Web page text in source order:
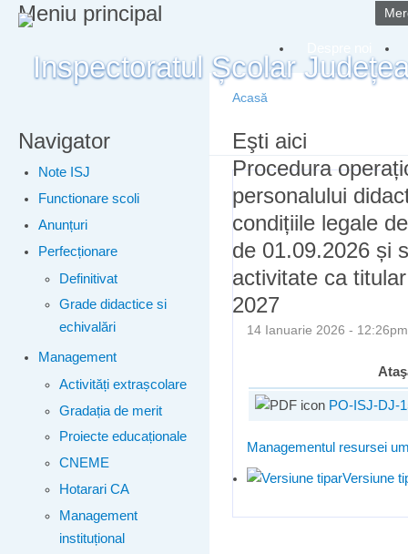
Meniu principal
Navigator
Note ISJ
Functionare scoli
Anunțuri
Perfecționare
Definitivat
Grade didactice si
echivalări
Management
Activități extrașcolare
Gradația de merit
Proiecte educaționale
CNEME
Hotarari CA
Management
instituțional
Eşti aici
Acasă
Procedura
personalului
condițiile legale
de 01.09.2026 și
activitate ca
2027
14 Ianuarie 2026 -
PO-ISJ-DJ-
Managementul resursei
Versiune